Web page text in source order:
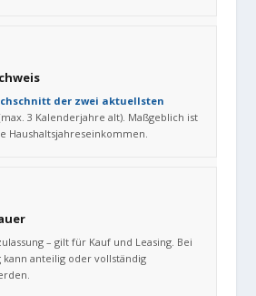
der zwei aktuellsten
3 Kalenderjahre alt). Maßgeblich ist
Haushaltsjahreseinkommen.
– gilt für Kauf und Leasing. Bei
anteilig oder vollständig